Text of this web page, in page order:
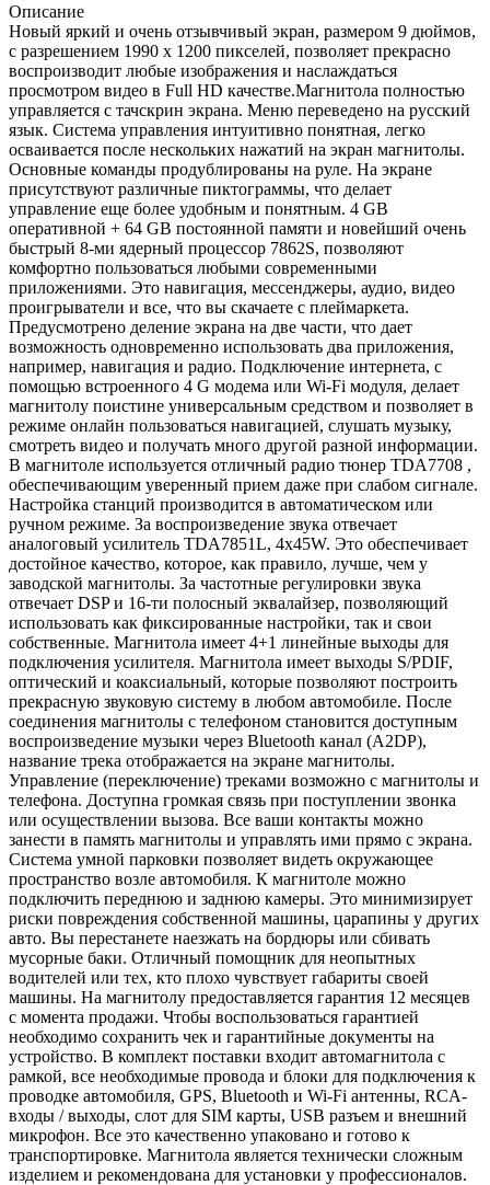
Описание
Новый яркий и очень отзывчивый экран, размером 9 дюймов,
с разрешением 1990 х 1200 пикселей, позволяет прекрасно
воспроизводит любые изображения и наслаждаться
просмотром видео в Full HD качестве.Магнитола полностью
управляется с тачскрин экрана. Меню переведено на русский
язык. Система управления интуитивно понятная, легко
осваивается после нескольких нажатий на экран магнитолы.
Основные команды продублированы на руле. На экране
присутствуют различные пиктограммы, что делает
управление еще более удобным и понятным. 4 GB
оперативной + 64 GB постоянной памяти и новейший очень
быстрый 8-ми ядерный процессор 7862S, позволяют
комфортно пользоваться любыми современными
приложениями. Это навигация, мессенджеры, аудио, видео
проигрыватели и все, что вы скачаете с плеймаркета.
Предусмотрено деление экрана на две части, что дает
возможность одновременно использовать два приложения,
например, навигация и радио. Подключение интернета, с
помощью встроенного 4 G модема или Wi-Fi модуля, делает
магнитолу поистине универсальным средством и позволяет в
режиме онлайн пользоваться навигацией, слушать музыку,
смотреть видео и получать много другой разной информации.
В магнитоле используется отличный радио тюнер TDA7708 ,
обеспечивающим уверенный прием даже при слабом сигнале.
Настройка станций производится в автоматическом или
ручном режиме. За воспроизведение звука отвечает
аналоговый усилитель TDA7851L, 4x45W. Это обеспечивает
достойное качество, которое, как правило, лучше, чем у
заводской магнитолы. За частотные регулировки звука
отвечает DSP и 16-ти полосный эквалайзер, позволяющий
использовать как фиксированные настройки, так и свои
собственные. Магнитола имеет 4+1 линейные выходы для
подключения усилителя. Магнитола имеет выходы S/PDIF,
оптический и коаксиальный, которые позволяют построить
прекрасную звуковую систему в любом автомобиле. После
соединения магнитолы с телефоном становится доступным
воспроизведение музыки через Bluetooth канал (A2DP),
название трека отображается на экране магнитолы.
Управление (переключение) треками возможно с магнитолы и
телефона. Доступна громкая связь при поступлении звонка
или осуществлении вызова. Все ваши контакты можно
занести в память магнитолы и управлять ими прямо с экрана.
Система умной парковки позволяет видеть окружающее
пространство возле автомобиля. К магнитоле можно
подключить переднюю и заднюю камеры. Это минимизирует
риски повреждения собственной машины, царапины у других
авто. Вы перестанете наезжать на бордюры или сбивать
мусорные баки. Отличный помощник для неопытных
водителей или тех, кто плохо чувствует габариты своей
машины. На магнитолу предоставляется гарантия 12 месяцев
с момента продажи. Чтобы воспользоваться гарантией
необходимо сохранить чек и гарантийные документы на
устройство. В комплект поставки входит автомагнитола с
рамкой, все необходимые провода и блоки для подключения к
проводке автомобиля, GPS, Bluetooth и Wi-Fi антенны, RCA-
входы / выходы, слот для SIM карты, USB разъем и внешний
микрофон. Все это качественно упаковано и готово к
транспортировке. Магнитола является технически сложным
изделием и рекомендована для установки у профессионалов.